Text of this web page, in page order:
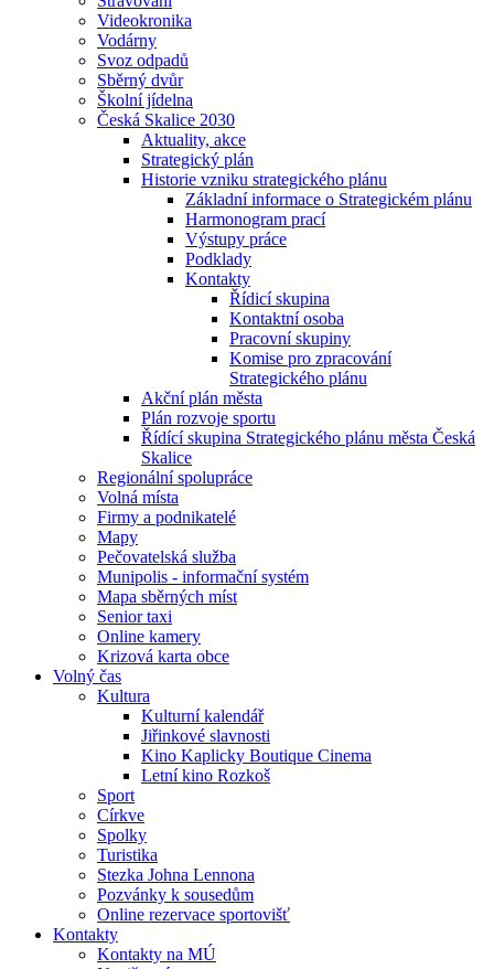
Videokronika
Vodárny
Svoz odpadů
Sběrný dvůr
Školní jídelna
Česká Skalice 2030
Aktuality, akce
Strategický plán
Historie vzniku strategického plánu
Základní informace o Strategickém plánu
Harmonogram prací
Výstupy práce
Podklady
Kontakty
Řídicí skupina
Kontaktní osoba
Pracovní skupiny
Komise pro zpracování
Strategického plánu
Akční plán města
Plán rozvoje sportu
Řídící skupina Strategického plánu města Česká
Skalice
Regionální spolupráce
Volná místa
Firmy a podnikatelé
Mapy
Pečovatelská služba
Munipolis - informační systém
Mapa sběrných míst
Senior taxi
Online kamery
Krizová karta obce
Volný čas
Kultura
Kulturní kalendář
Jiřinkové slavnosti
Kino Kaplicky Boutique Cinema
Letní kino Rozkoš
Sport
Církve
Spolky
Turistika
Stezka Johna Lennona
Pozvánky k sousedům
Online rezervace sportovišť
Kontakty
Kontakty na MÚ